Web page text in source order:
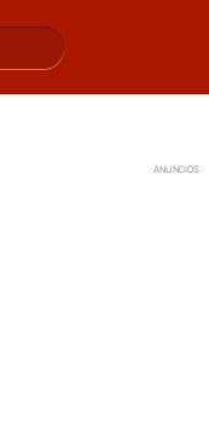
ANUNCIOS